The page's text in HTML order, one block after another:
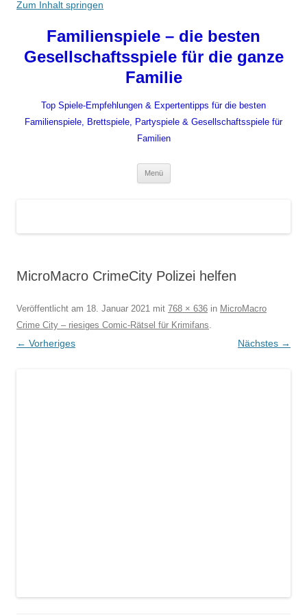
Zum Inhalt springen
Familienspiele – die besten
Gesellschaftsspiele für die ganze
Familie
Top Spiele-Empfehlungen & Expertentipps für die besten
Familienspiele, Brettspiele, Partyspiele & Gesellschaftsspiele für
Familien
Menü
MicroMacro CrimeCity Polizei helfen
Veröffentlicht am 18. Januar 2021 mit 768 × 636 in MicroMacro
Crime City – riesiges Comic-Rätsel für Krimifans.
← Vorheriges Nächstes →